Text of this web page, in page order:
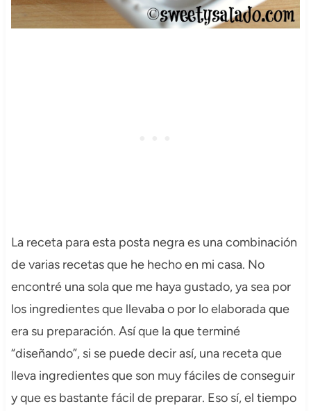
La receta para esta posta negra es una combinación
de varias recetas que he hecho en mi casa. No
encontré una sola que me haya gustado, ya sea por
los ingredientes que llevaba o por lo elaborada que
era su preparación. Así que la que terminé
“diseñando”, si se puede decir así, una receta que
lleva ingredientes que son muy fáciles de conseguir
y que es bastante fácil de preparar. Eso sí, el tiempo